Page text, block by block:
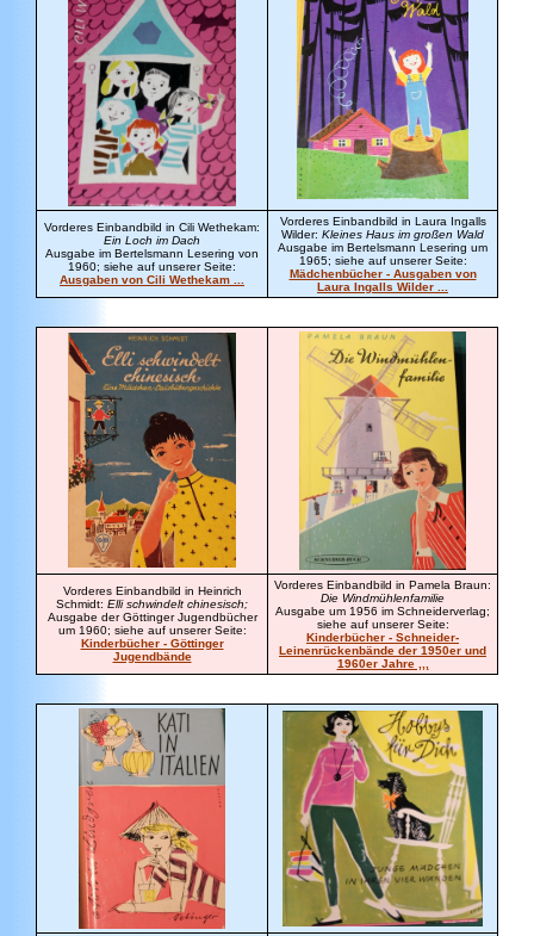
Vorderes Einbandbild in Cili Wethekam:
Ein Loch im Dach
Ausgabe im Bertelsmann Lesering von
1960; siehe auf unserer Seite:
Ausgaben von Cili Wethekam ...
Vorderes Einbandbild in Laura Ingalls
Wilder: Kleines Haus im großen Wald
Ausgabe im Bertelsmann Lesering um
1965; siehe auf unserer Seite:
Mädchenbücher - Ausgaben von
Laura Ingalls Wilder ...
Vorderes Einbandbild in Heinrich
Schmidt: Elli schwindelt chinesisch;
Ausgabe der Göttinger Jugendbücher
um 1960; siehe auf unserer Seite:
Kinderbücher - Göttinger
Jugendbände
Vorderes Einbandbild in Pamela Braun:
Die Windmühlenfamilie
Ausgabe um 1956 im Schneiderverlag;
siehe auf unserer Seite:
Kinderbücher - Schneider-
Leinenrückenbände der 1950er und
1960er Jahre ,,,